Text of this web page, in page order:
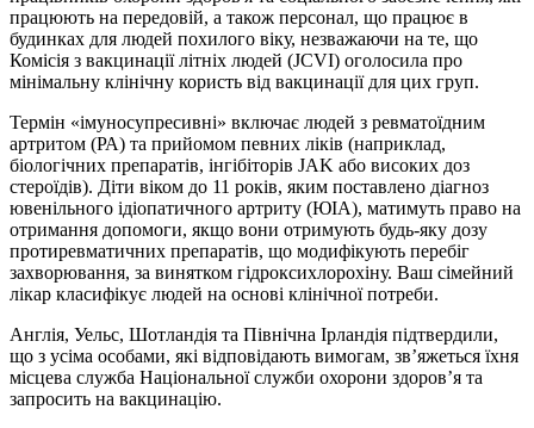
працюють на передовій, а також персонал, що працює в
будинках для людей похилого віку, незважаючи на те, що
Комісія з вакцинації літніх людей (JCVI) оголосила про
мінімальну клінічну користь від вакцинації для цих груп.
Термін «імуносупресивні» включає людей з ревматоїдним
артритом (РА) та прийомом певних ліків (наприклад,
біологічних препаратів, інгібіторів JAK або високих доз
стероїдів). Діти віком до 11 років, яким поставлено діагноз
ювенільного ідіопатичного артриту (ЮІА), матимуть право на
отримання допомоги, якщо вони отримують будь-яку дозу
протиревматичних препаратів, що модифікують перебіг
захворювання, за винятком гідроксихлорохіну. Ваш сімейний
лікар класифікує людей на основі клінічної потреби.
Англія, Уельс, Шотландія та Північна Ірландія підтвердили,
що з усіма особами, які відповідають вимогам, зв’яжеться їхня
місцева служба Національної служби охорони здоров’я та
запросить на вакцинацію.